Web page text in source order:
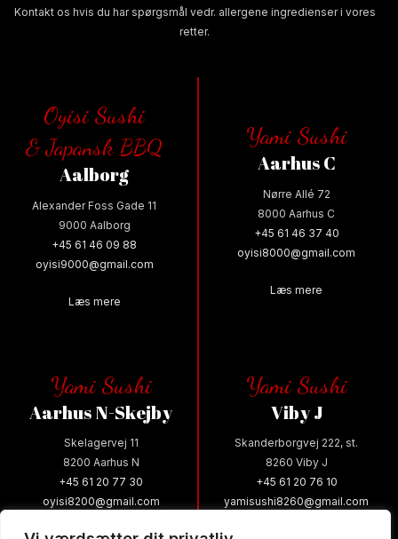
Kontakt os hvis du har spørgsmål vedr. allergene ingredienser i vores
retter.
Oyisi Sushi
& Japansk BBQ
Aalborg
Alexander Foss Gade 11
9000 Aalborg
+45 61 46 09 88
oyisi9000@gmail.com
Læs mere
Yami Sushi
Aarhus C
Nørre Allé 72
8000 Aarhus C
+45 61 46 37 40
oyisi8000@gmail.com
Læs mere
Yami Sushi
Aarhus N-Skejby
Skelagervej 11
8200 Aarhus N
+45 61 20 77 30
oyisi8200@gmail.com
Yami Sushi
Viby J
Skanderborgvej 222, st.
8260 Viby J
+45 61 20 76 10
yamisushi8260@gmail.com